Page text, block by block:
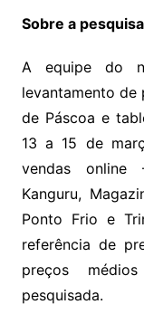
Sobre a pesquisa
A equipe do
levantamento de
de Páscoa e
13 a 15 de
vendas online
Kanguru,
Ponto Frio e
referência de
preços
pesquisada.